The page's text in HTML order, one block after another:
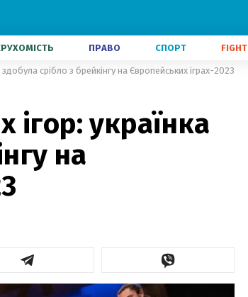
ПРАВО СПОРТ FIGHT
здобула срібло з брейкінгу на Європейських іграх-2023
ігор: українка
на